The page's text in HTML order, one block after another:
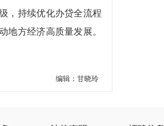
，持续优化办贷全流程
地方经济高质量发展。
编辑：甘晓玲